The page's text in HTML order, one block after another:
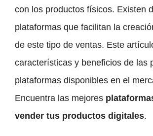
con los productos físicos. Existen
plataformas que facilitan la
de este tipo de ventas. Este
características y beneficios de las
plataformas disponibles en el
Encuentra las mejores
vender tus productos digitales.